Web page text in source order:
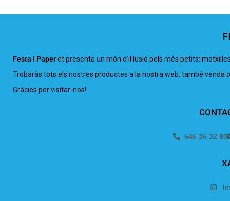
Festa i Paperet presenta un món d’il·lusió pels més petits:
Trobaràs tots els nostres productes a la nostra web, també venda
Gràcies per visitar-nos!
646 36 32 80